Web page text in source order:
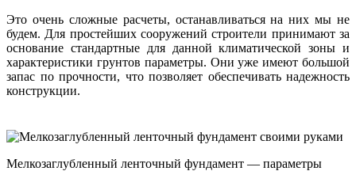
Это очень сложные расчеты, останавливаться на них мы не
будем. Для простейших сооружений строители принимают за
основание стандартные для данной климатической зоны и
характеристики грунтов параметры. Они уже имеют большой
запас по прочности, что позволяет обеспечивать надежность
конструкции.
Мелкозаглубленный ленточный фундамент — параметры